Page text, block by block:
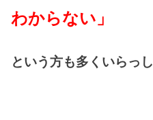
わからない」
という方も多くいらっ